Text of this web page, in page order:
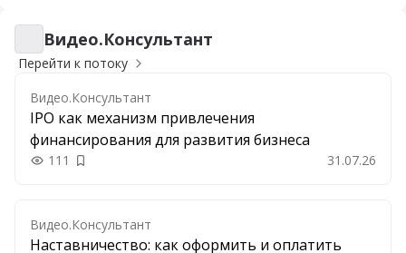
Видео.Консультант
Видео.Консультант
Перейти к потоку
Видео.Консультант
IPO как механизм привлечения
финансирования для развития бизнеса
111 Добавить в закладки 31.07.26
Видео.Консультант
Наставничество: как оформить и оплатить